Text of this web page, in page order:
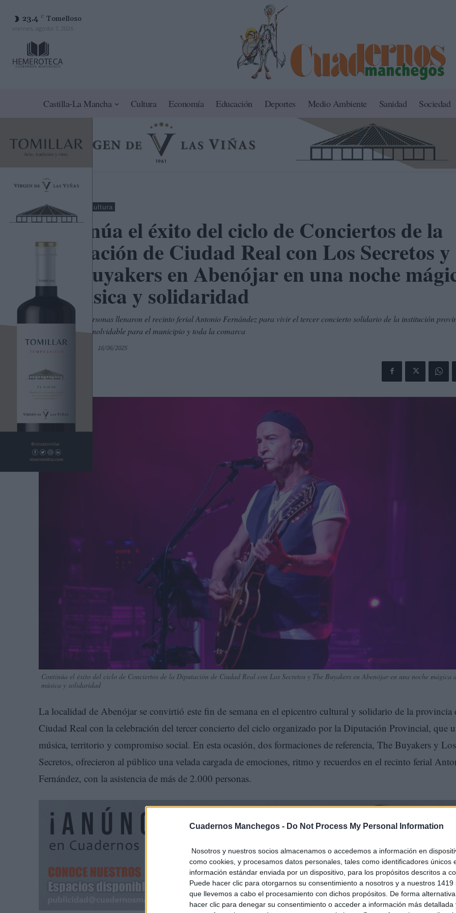
Cuadernos Manchegos - Do Not Process My Personal Information
Nosotros y nuestros socios almacenamos o accedemos a información en
como cookies, y procesamos datos personales, tales como identificadores únicos
información estándar enviada por un dispositivo, para los propósitos descritos a
Puede hacer clic para otorgarnos su consentimiento a nosotros y a nuestros 1419
que llevemos a cabo el procesamiento con dichos propósitos. De forma
hacer clic para denegar su consentimiento o acceder a información más detallada
23.4 C Tomelloso
viernes, agosto 7, 2026
Castilla-La Mancha Cultura Economía Educación Deportes Medio Ambiente Sanidad Sociedad
Ciudad Real Cultura
Continúa el éxito del ciclo de Conciertos de la
Diputación de Ciudad Real con Los Secretos y
The Buyakers en Abenójar en una noche
de música y solidaridad
Más de 2.000 personas llenaron el recinto ferial Antonio Fernández para vivir el tercer concierto solidario de la institución
en una jornada inolvidable para el municipio y toda la comarca
Por C. Manchegos 16/06/2025
Continúa el éxito del ciclo de Conciertos de la Diputación de Ciudad Real con Los Secretos y The Buyakers en Abenójar en una noche mágica
música y solidaridad
La localidad de Abenójar se convirtió este fin de semana en el epicentro cultural y solidario de la provincia
Ciudad Real con la celebración del tercer concierto del ciclo organizado por la Diputación Provincial, que
música, territorio y compromiso social. En esta ocasión, dos formaciones de referencia, The Buyakers y Los
Secretos, ofrecieron al público una velada cargada de emociones, ritmo y recuerdos en el recinto ferial
Fernández, con la asistencia de más de 2.000 personas.